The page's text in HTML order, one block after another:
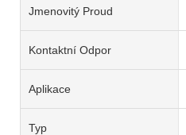
Jmenovitý Proud
Kontaktní Odpor
Aplikace
Typ